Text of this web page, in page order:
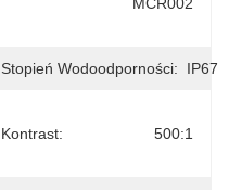
Stopień Wodoodporności: IP67
Kontrast: 500:1